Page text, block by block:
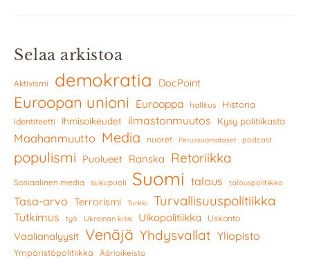
Selaa arkistoa
Aktivismi demokratia DocPoint
Euroopan unioni Eurooppa hallitus Historia
Identiteetti Ihmisoikeudet ilmastonmuutos Kysy politiikasta
Maahanmuutto Media nuoret Perussuomalaiset podcast
populismi Puolueet Ranska Retoriikka
Sosiaalinen media sukupuoli Suomi talous talouspolitiikka
Tasa-arvo Terrorismi Turkki Turvallisuuspolitiikka
Tutkimus työ Ukrainan kriisi Ulkopolitiikka Uskonto
Vaalianalyysit Venäjä Yhdysvallat Yliopisto
Ympäristöpolitiikka Äärioikeisto